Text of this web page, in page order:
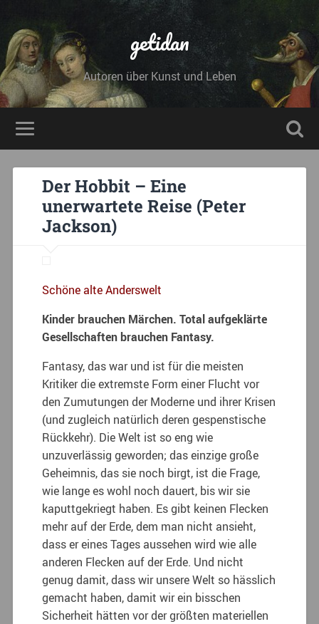
getidan
Autoren über Kunst und Leben
Der Hobbit – Eine
unerwartete Reise (Peter
Jackson)
Schöne alte Anderswelt
Kinder brauchen Märchen. Total aufgeklärte
Gesellschaften brauchen Fantasy.
Fantasy, das war und ist für die meisten
Kritiker die extremste Form einer Flucht vor
den Zumutungen der Moderne und ihrer Krisen
(und zugleich natürlich deren gespenstische
Rückkehr). Die Welt ist so eng wie
unzuverlässig geworden; das einzige große
Geheimnis, das sie noch birgt, ist die Frage,
wie lange es wohl noch dauert, bis wir sie
kaputtgekriegt haben. Es gibt keinen Flecken
mehr auf der Erde, dem man nicht ansieht,
dass er eines Tages aussehen wird wie alle
anderen Flecken auf der Erde. Und nicht
genug damit, dass wir unsere Welt so hässlich
gemacht haben, damit wir ein bisschen
Sicherheit hätten vor der größten materiellen